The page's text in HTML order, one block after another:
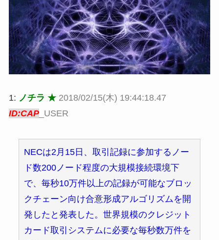
1: ノチラ ★ 2018/02/15(木) 19:44:18.47
ID:CAP_USER
NECは2月15日、取引記録に参加するノー
ド数200ノード程度の大規模接続環境下
で、毎秒10万件以上の記録が可能なブロッ
クチェーン向け合意形成アルゴリズムを開
発したと発表した。世界規模のクレジット
カード取引システムに必要な毎秒数万件を